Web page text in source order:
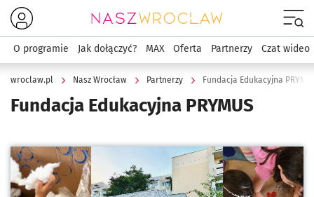
O programie Jak dołączyć? MAX Oferta Partnerzy Czat wideo
wroclaw.pl Nasz Wrocław Partnerzy Fundacja Edukacyjna
Fundacja Edukacyjna PRYMUS
Kliknij, aby powiększyć